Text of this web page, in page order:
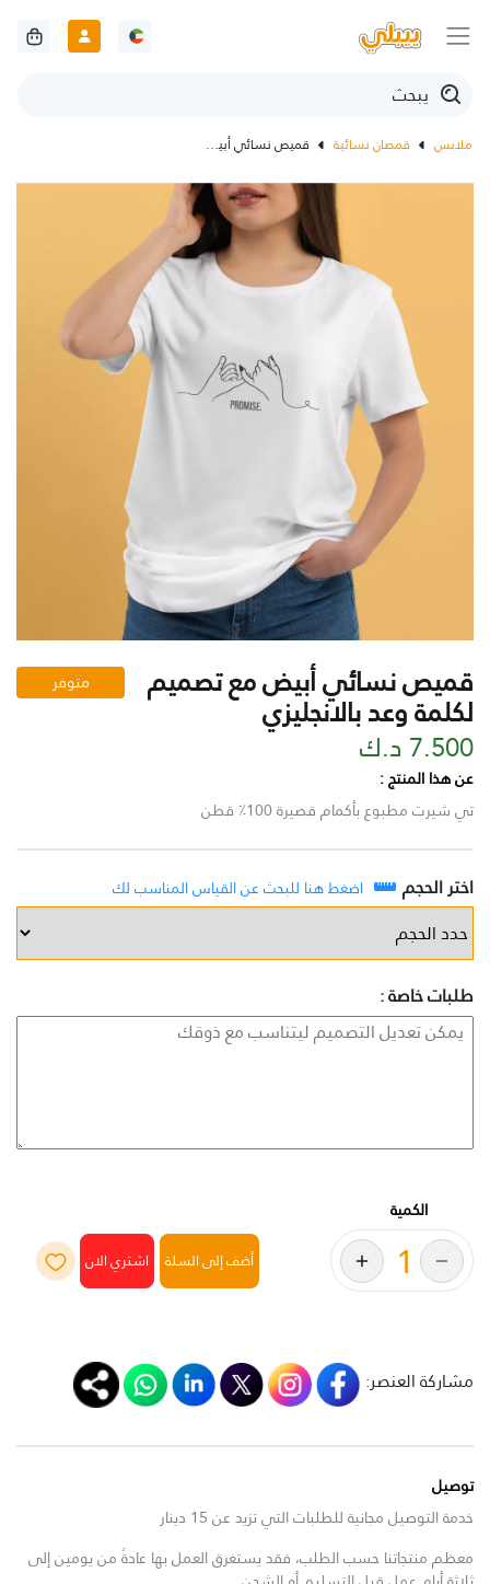
ملابس قمصان نسائية قميص نسائي أبيض مع تصميم لكلمة وعد بالانجليزي
قميص نسائي أبيض مع تصميم
لكلمة وعد بالانجليزي
متوفر
7.500 د.ك
عن هذا المنتج :
تي شيرت مطبوع بأكمام قصيرة 100٪ قطن
اختر الحجم اضغط هنا للبحث عن القياس المناسب لك
طلبات خاصة :
الكمية
أضف إلى السلة
مشاركة العنصر:
توصيل
خدمة التوصيل مجانية للطلبات التي تزيد عن 15 دينار
معظم منتجاتنا حسب الطلب، فقد يستغرق العمل بها عادةً من يومين إلى